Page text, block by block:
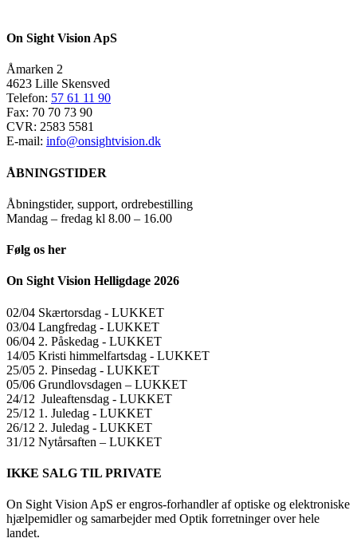
On Sight Vision ApS
Åmarken 2
4623 Lille Skensved
Telefon: 57 61 11 90
Fax: 70 70 73 90
CVR: 2583 5581
E-mail: info@onsightvision.dk
ÅBNINGSTIDER
Åbningstider, support, ordrebestilling
Mandag – fredag kl 8.00 – 16.00
Følg os her
On Sight Vision Helligdage 2026
02/04 Skærtorsdag ​​- LUKKET
03/04 Langfredag ​​- LUKKET
06/04 2. Påskedag ​​- LUKKET
14/05 Kristi himmelfartsdag ​​- LUKKET
25/05 2. Pinsedag ​​- LUKKET
05/06 Grundlovsdagen – LUKKET
24/12 Juleaftensdag ​​- LUKKET
25/12 1. Juledag ​​- LUKKET
26/12 2. Juledag ​​- LUKKET
31/12 Nytårsaften – LUKKET
IKKE SALG TIL PRIVATE
On Sight Vision ApS er engros-forhandler af optiske og elektroniske
hjælpemidler og samarbejder med Optik forretninger over hele
landet.